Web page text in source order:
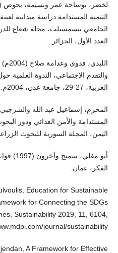
التنمية المستدامة دراسة ميدانية
الجامعي تيسمسيلت، مجلة شعاع
العدد الأول، الجزائر.
والتقدم الاجتماعي، الندوة العلمية
العربية، 27-29، جامعة عدن، 2004م.
المستدامة والأمن الغذائي ودور
اليمن، المجلة السورية للبحوث الزراعية، 6(1)،
أبو
الفكر، عمان.
Education for Sustainable
for Connecting the SDGs
Sustainability 2019, 11, 6104,
journal/sustainability.
A Framework for Effective